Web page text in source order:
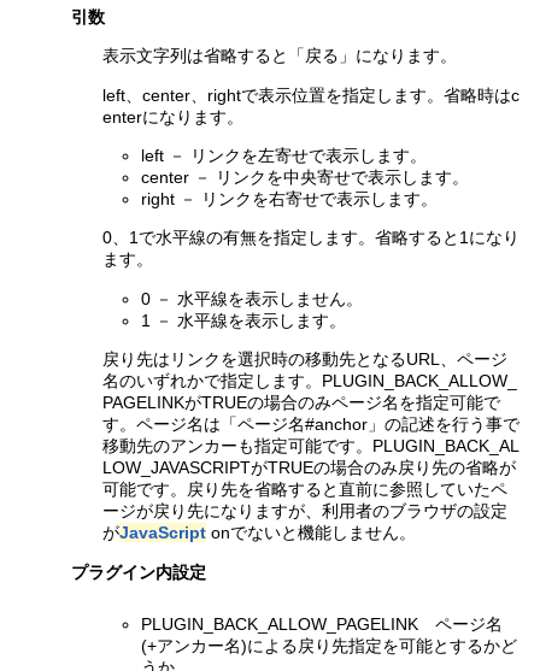
引数
表示文字列は省略すると「戻る」になります。
left、center、rightで表示位置を指定します。省略時はc
enterになります。
left － リンクを左寄せで表示します。
center － リンクを中央寄せで表示します。
right － リンクを右寄せで表示します。
0、1で水平線の有無を指定します。省略すると1になり
ます。
0 － 水平線を表示しません。
1 － 水平線を表示します。
戻り先はリンクを選択時の移動先となるURL、ページ
名のいずれかで指定します。PLUGIN_BACK_ALLOW_
PAGELINKがTRUEの場合のみページ名を指定可能で
す。ページ名は「ページ名#anchor」の記述を行う事で
移動先のアンカーも指定可能です。PLUGIN_BACK_AL
LOW_JAVASCRIPTがTRUEの場合のみ戻り先の省略が
可能です。戻り先を省略すると直前に参照していたペ
ージが戻り先になりますが、利用者のブラウザの設定
がJavaScriptonでないと機能しません。
プラグイン内設定
PLUGIN_BACK_ALLOW_PAGELINK ページ名
(+アンカー名)による戻り先指定を可能とするかど
うか